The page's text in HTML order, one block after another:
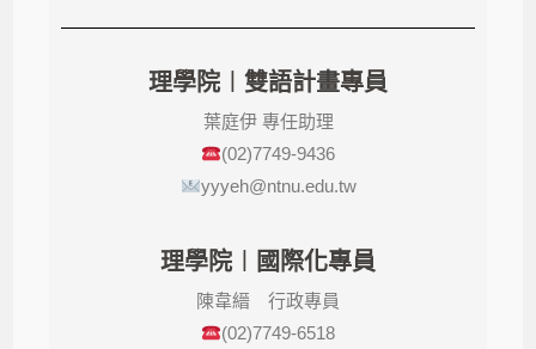
理學院︱雙語計畫專員
葉庭伊 專任助理
(02)7749-9436
yyyeh@ntnu.edu.tw
理學院︱國際化專員
陳韋縉 行政專員
(02)7749-6518